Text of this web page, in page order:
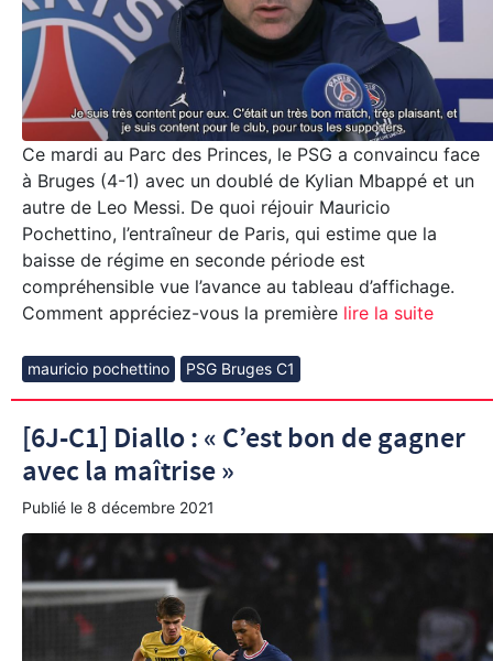
Ce mardi au Parc des Princes, le PSG a convaincu face
à Bruges (4-1) avec un doublé de Kylian Mbappé et un
autre de Leo Messi. De quoi réjouir Mauricio
Pochettino, l’entraîneur de Paris, qui estime que la
baisse de régime en seconde période est
compréhensible vue l’avance au tableau d’affichage.
Comment appréciez-vous la première lire la suite
mauricio pochettino PSG Bruges C1
[6J-C1] Diallo : « C’est bon de gagner
avec la maîtrise »
Publié le 8 décembre 2021